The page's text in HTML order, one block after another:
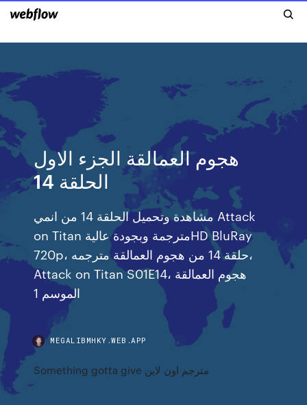
هجوم العمالقة الجزء الاول
الحلقة 14
مشاهدة وتحميل الحلقة 14 من انمي Attack
on Titan مترجمة وبجودة عاليةHD BluRay
720p، حلقة 14 من هجوم العمالقة مترجمه،
Attack on Titan S01E14، هجوم العمالقة
MEGALIBMHKY.WEB.APP
Something gotta give مترجم اون لاين